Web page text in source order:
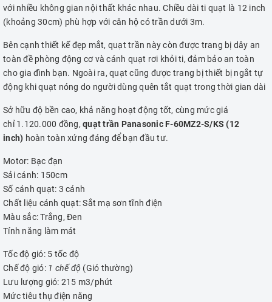
với nhiều không gian nội thất khác nhau. Chiều dài ti quạt là 12 inch
(khoảng 30cm) phù hợp với căn hộ có trần dưới 3m.
Bên cạnh thiết kế đẹp mắt, quạt trần này còn được trang bị dây an
toàn đề phòng động cơ và cánh quạt rơi khỏi ti, đảm bảo an toàn
cho gia đình bạn. Ngoài ra, quạt cũng được trang bị thiết bị ngắt tự
động khi quạt nóng do người dùng quên tắt quạt trong thời gian dài
Sở hữu độ bền cao, khả năng hoạt động tốt, cùng mức giá
chỉ 1.120.000 đồng, quạt trần Panasonic F-60MZ2-S/KS (12
inch) hoàn toàn xứng đáng để bạn đầu tư.
Motor: Bạc đạn
Sải cánh: 150cm
Số cánh quạt: 3 cánh
Chất liệu cánh quạt: Sắt mạ sơn tĩnh điện
Màu sắc: Trắng, Đen
Tính năng làm mát
Tốc độ gió: 5 tốc độ
Chế độ gió: 1 chế độ (Gió thường)
Lưu lượng gió: 215 m3/phút
Mức tiêu thụ điện năng